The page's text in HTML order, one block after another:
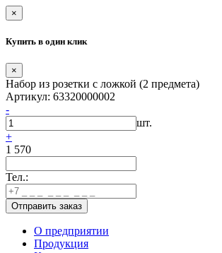
×
Купить в один клик
×
Набор из розетки с ложкой (2 предмета)
Артикул: 63320000002
-
шт.
+
1 570
Тел.:
О предприятии
Продукция